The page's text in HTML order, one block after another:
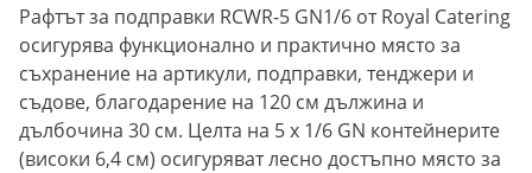
Рафтът за подправки RCWR-5 GN1/6 от Royal Catering
осигурява функционално и практично място за
съхранение на артикули, подправки, тенджери и
съдове, благодарение на 120 см дължина и
дълбочина 30 см. Целта на 5 x 1/6 GN контейнерите
(високи 6,4 см) осигуряват лесно достъпно място за